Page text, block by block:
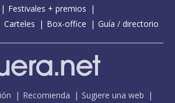
Festivales + premios
Carteles Box-office Guía / directorio
Recomienda Sugiere una web